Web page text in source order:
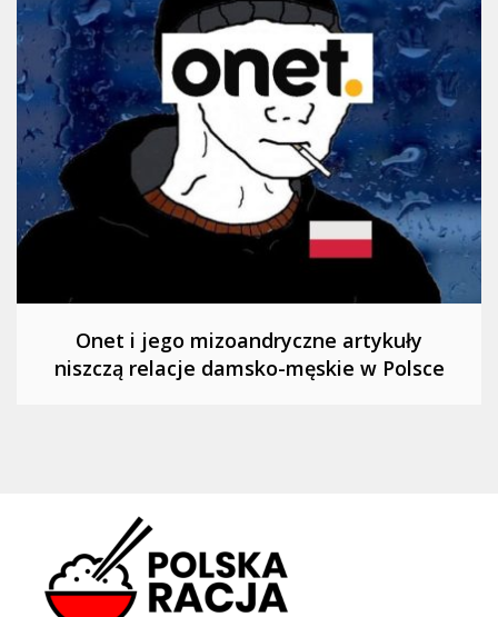
Onet i jego mizoandryczne artykuły
niszczą relacje damsko-męskie w Polsce